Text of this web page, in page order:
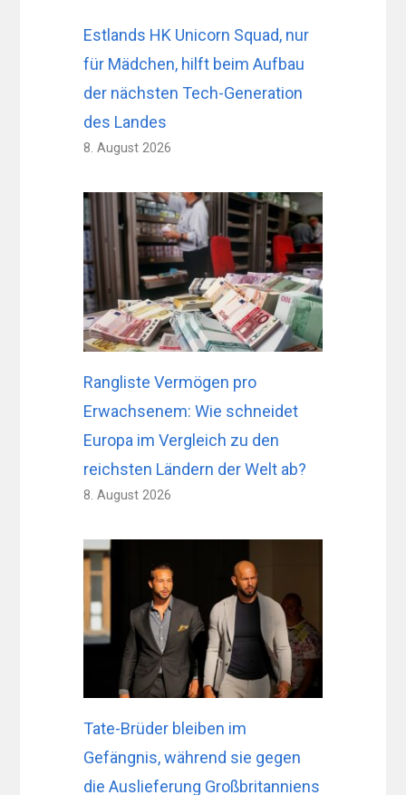
Estlands HK Unicorn Squad, nur
für Mädchen, hilft beim Aufbau
der nächsten Tech-Generation
des Landes
8. August 2026
Rangliste Vermögen pro
Erwachsenem: Wie schneidet
Europa im Vergleich zu den
reichsten Ländern der Welt ab?
8. August 2026
Tate-Brüder bleiben im
Gefängnis, während sie gegen
die Auslieferung Großbritanniens